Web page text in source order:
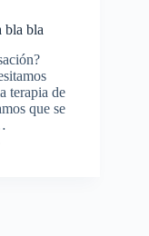
bla bla
terapia de
que se